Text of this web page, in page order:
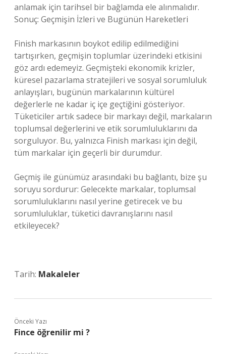
anlamak için tarihsel bir bağlamda ele alınmalıdır.
Sonuç: Geçmişin İzleri ve Bugünün Hareketleri
Finish markasının boykot edilip edilmediğini
tartışırken, geçmişin toplumlar üzerindeki etkisini
göz ardı edemeyiz. Geçmişteki ekonomik krizler,
küresel pazarlama stratejileri ve sosyal sorumluluk
anlayışları, bugünün markalarının kültürel
değerlerle ne kadar iç içe geçtiğini gösteriyor.
Tüketiciler artık sadece bir markayı değil, markaların
toplumsal değerlerini ve etik sorumluluklarını da
sorguluyor. Bu, yalnızca Finish markası için değil,
tüm markalar için geçerli bir durumdur.
Geçmiş ile günümüz arasındaki bu bağlantı, bize şu
soruyu sordurur: Gelecekte markalar, toplumsal
sorumluluklarını nasıl yerine getirecek ve bu
sorumluluklar, tüketici davranışlarını nasıl
etkileyecek?
Tarih: Makaleler
Önceki Yazı
Fince öğrenilir mi ?